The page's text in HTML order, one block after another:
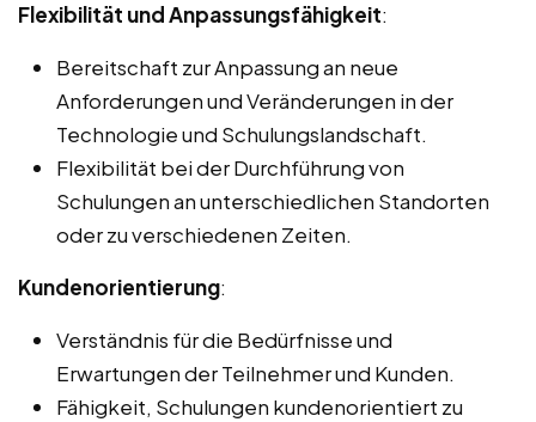
Flexibilität und Anpassungsfähigkeit:
Bereitschaft zur Anpassung an neue
Anforderungen und Veränderungen in der
Technologie und Schulungslandschaft.
Flexibilität bei der Durchführung von
Schulungen an unterschiedlichen Standorten
oder zu verschiedenen Zeiten.
Kundenorientierung:
Verständnis für die Bedürfnisse und
Erwartungen der Teilnehmer und Kunden.
Fähigkeit, Schulungen kundenorientiert zu